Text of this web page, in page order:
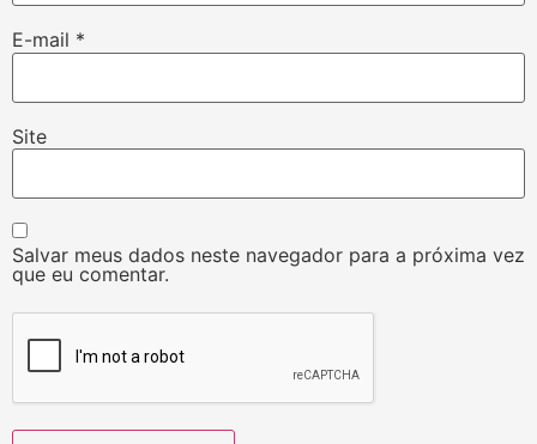
E-mail *
Site
Salvar meus dados neste navegador para a próxima vez
que eu comentar.